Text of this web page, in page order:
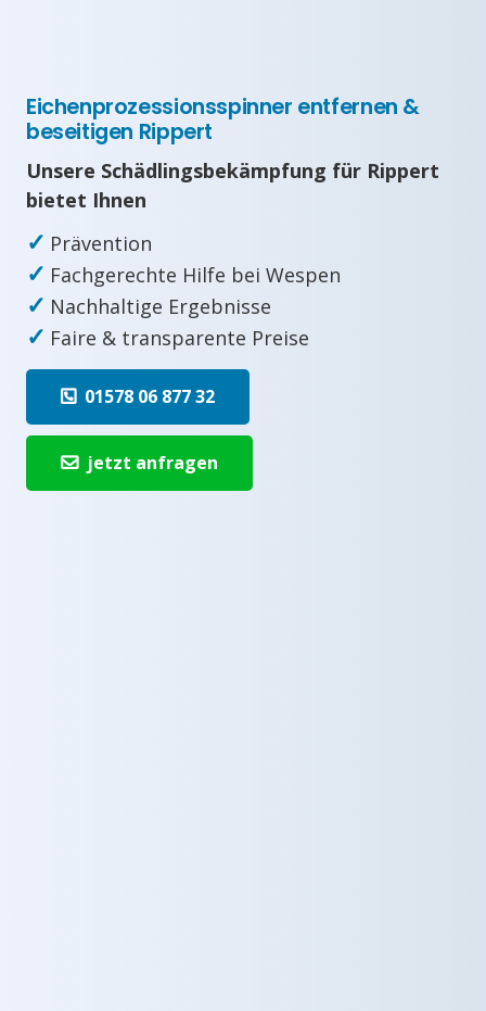
Eichenprozessionsspinner entfernen &
beseitigen Rippert
Unsere Schädlingsbekämpfung für Rippert
bietet Ihnen
✓ Prävention
✓ Fachgerechte Hilfe bei Wespen
✓ Nachhaltige Ergebnisse
✓ Faire & transparente Preise
01578 06 877 32
jetzt anfragen